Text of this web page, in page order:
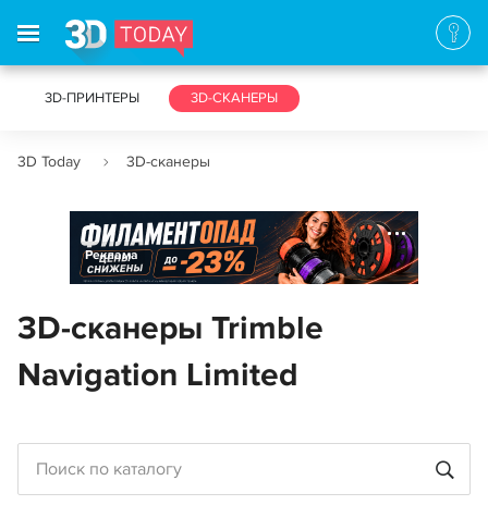
3D-ПРИНТЕРЫ 3D-СКАНЕРЫ
3D Today 3D-сканеры
Реклама
3D-сканеры Trimble
Navigation Limited